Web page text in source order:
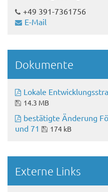
+49 391-7361756
E-Mail
Dokumente
Lokale
14.3 MB
bestätigte Änderung
und 71
174 kB
Externe Links